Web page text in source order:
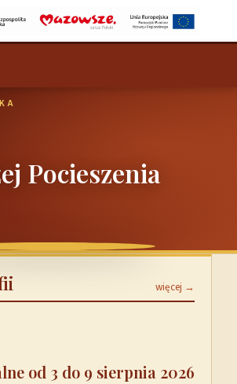
Pocieszenia
więcej →
od 3 do 9 sierpnia 2026